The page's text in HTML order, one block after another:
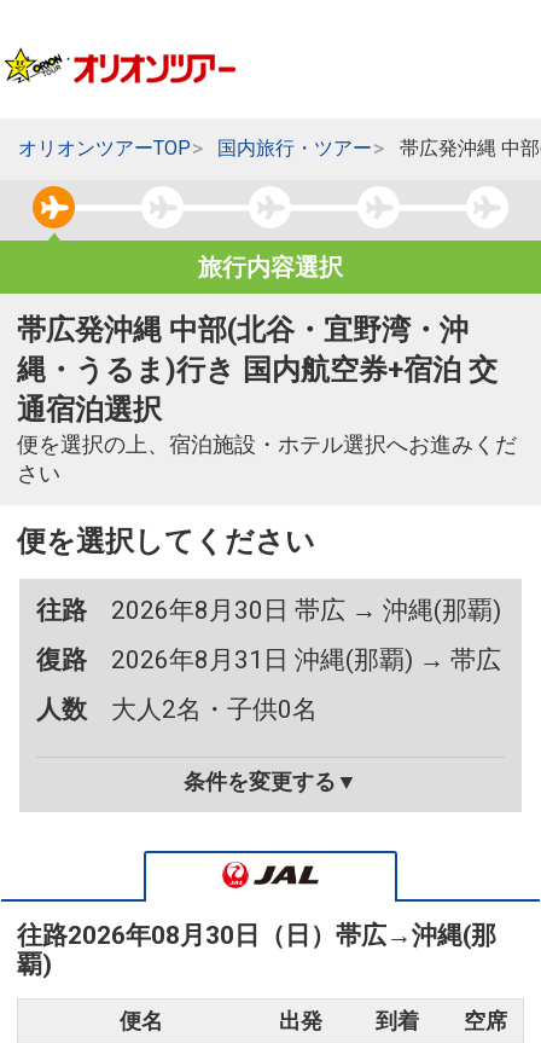
オリオンツアーTOP 国内旅行・ツアー 帯広発沖縄 中
旅行内容選択
帯広発沖縄 中部(北谷・宜野湾・沖
縄・うるま)行き 国内航空券+宿泊 交
通宿泊選択
便を選択の上、宿泊施設・ホテル選択へお進みくだ
さい
便を選択してください
往路
2026年8月30日 帯広 → 沖縄(那覇)
復路
2026年8月31日 沖縄(那覇) → 帯広
人数
大人2名・子供0名
条件を変更する▼
往路2026年08月30日（日） 帯広→沖縄(那
覇)
便名 出発 到着 空席